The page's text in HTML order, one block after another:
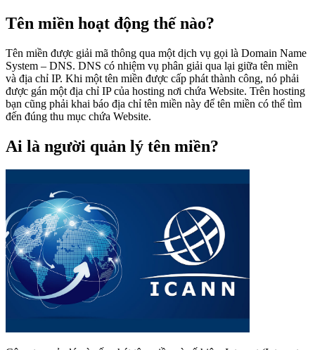
Tên miền hoạt động thế nào?
Tên miền được giải mã thông qua một dịch vụ gọi là Domain Name
System – DNS. DNS có nhiệm vụ phân giải qua lại giữa tên miền
và địa chỉ IP. Khi một tên miền được cấp phát thành công, nó phải
được gán một địa chỉ IP của hosting nơi chứa Website. Trên hosting
bạn cũng phải khai báo địa chỉ tên miền này để tên miền có thể tìm
đến đúng thu mục chứa Website.
Ai là người quản lý tên miền?